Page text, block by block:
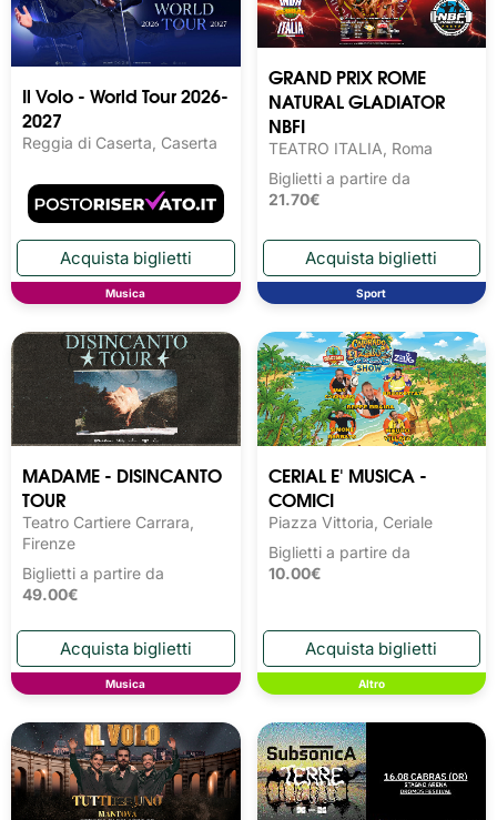
Il Volo - World Tour 2026-
2027
Reggia di Caserta, Caserta
Musica
GRAND PRIX ROME
NATURAL GLADIATOR
NBFI
TEATRO ITALIA, Roma
Biglietti a partire da
21.70€
Sport
MADAME - DISINCANTO
TOUR
Teatro Cartiere Carrara,
Firenze
Biglietti a partire da
49.00€
Musica
CERIAL E' MUSICA -
COMICI
Piazza Vittoria, Ceriale
Biglietti a partire da
10.00€
Altro